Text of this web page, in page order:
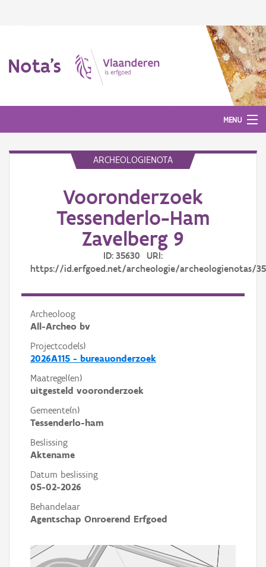
Nota's
MENU
ARCHEOLOGIENOTA
Vooronderzoek
Tessenderlo-Ham
Zavelberg 9
ID: 35630 URI:
https://id.erfgoed.net/archeologie/archeologienotas/
Archeoloog
All-Archeo bv
Projectcode(s)
2026A115 - bureauonderzoek
Maatregel(en)
uitgesteld vooronderzoek
Gemeente(n)
Tessenderlo-ham
Beslissing
Aktename
Datum beslissing
05-02-2026
Behandelaar
Agentschap Onroerend Erfgoed